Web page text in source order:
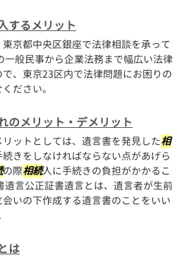
するメリット
京都中央区銀座で法律相談を承って
一般民事から企業法務まで幅広い法律
、東京23区内で法律問題にお困りの
ださい。
のメリット・デメリット
ットとしては、遺言書を発見した相
きをしなければならない点があげら
の際相続人に手続きの負担がかかるこ
言公正証書遺言とは、遺言者が生前
いの下作成する遺言書のことをいい
は